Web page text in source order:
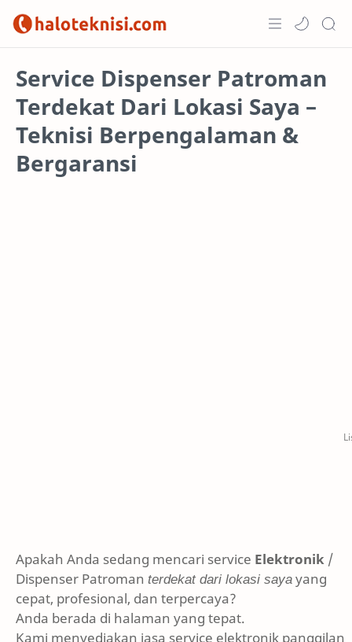
Projects
Service Dispenser Patroman
Terdekat Dari Lokasi Saya –
Teknisi Berpengalaman &
Bergaransi
Apakah Anda sedang mencari service Elektronik /
Dispenser Patroman terdekat dari lokasi sayayang
cepat, profesional, dan terpercaya?
Anda berada di halaman yang tepat.
Kami menyediakan jasa service elektronik panggilan